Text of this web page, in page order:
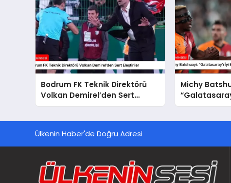
Bodrum FK Teknik Direktörü
Volkan Demirel’den Sert
Eleştiriler
Michy
Ülkenin Haber'de Doğru Adresi